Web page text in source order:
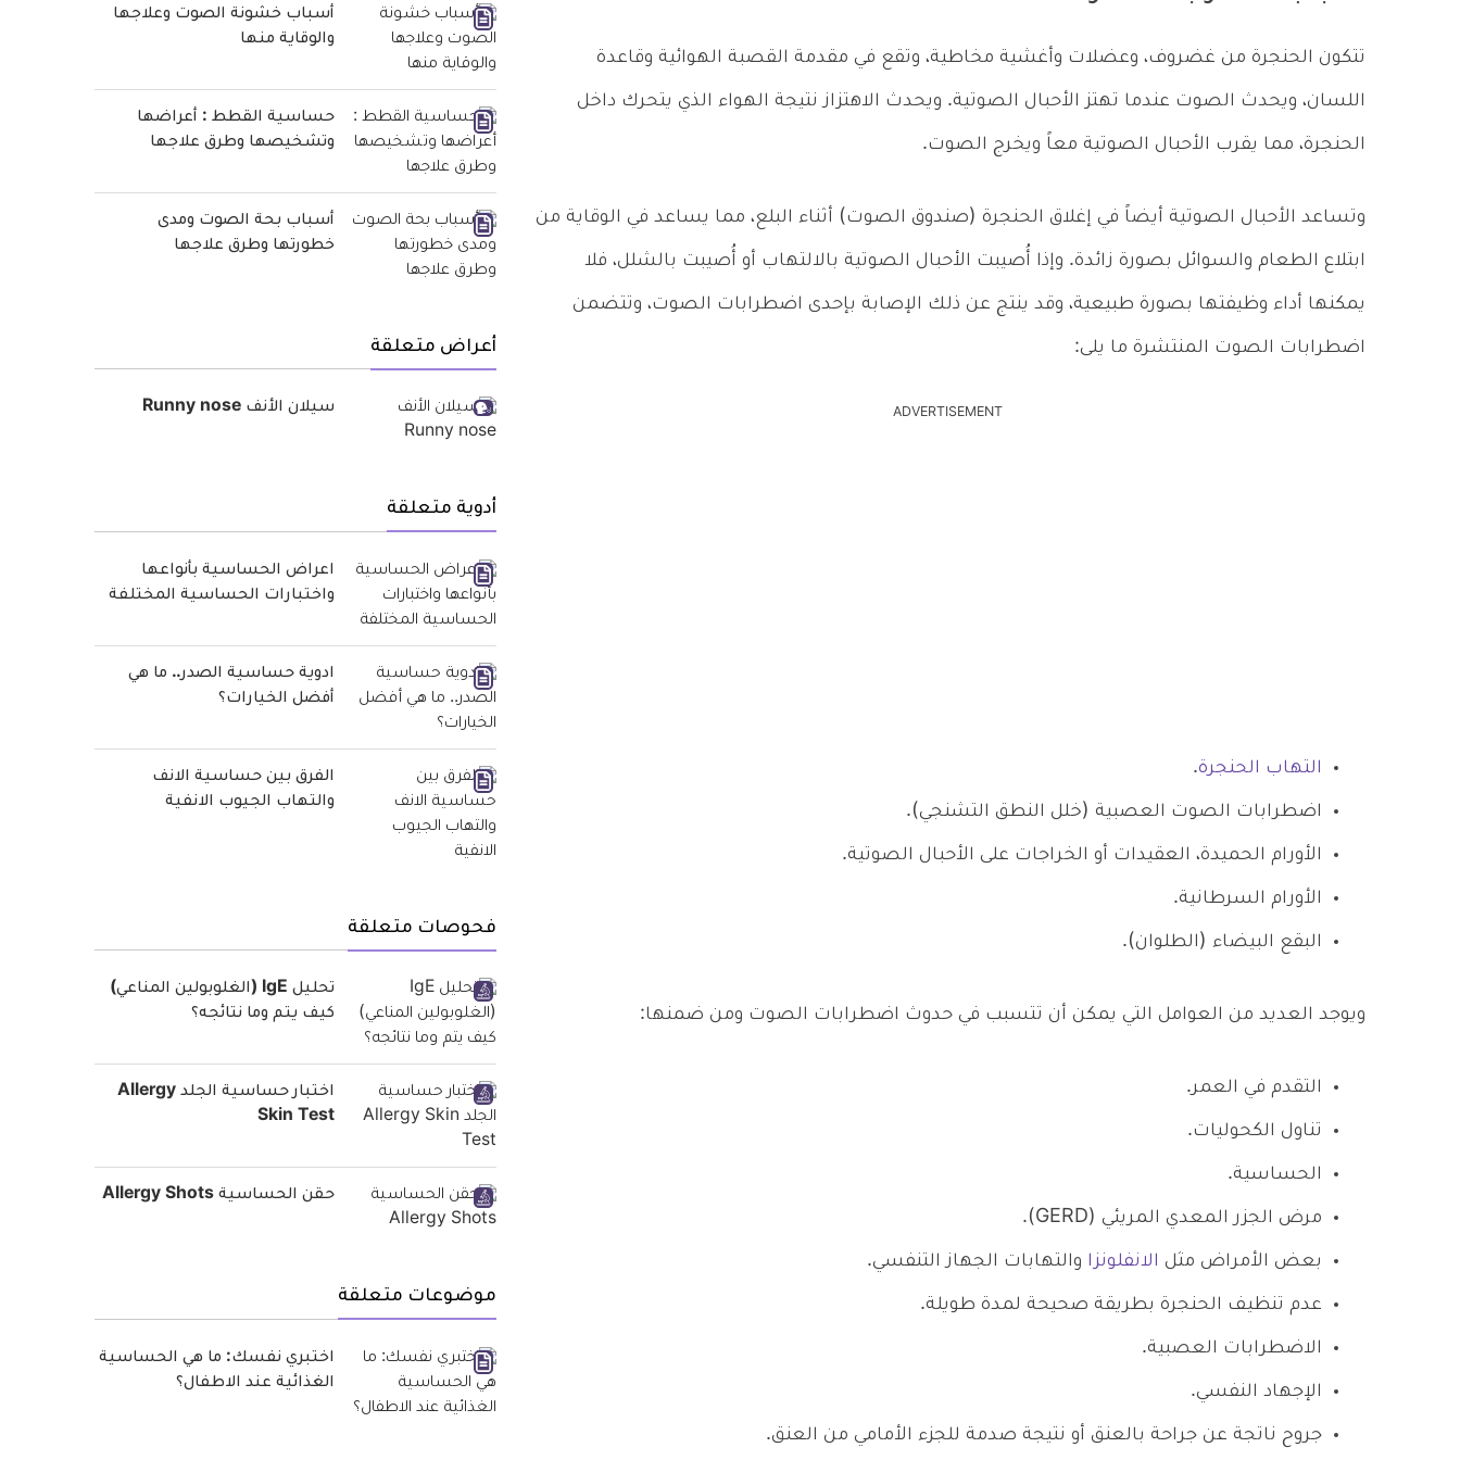
تتكون الحنجرة من غضروف، وعضلات وأغشية مخاطية، وتقع في مقدمة القصبة الهوائية وقاعدة
اللسان، ويحدث الصوت عندما تهتز الأحبال الصوتية. ويحدث الاهتزاز نتيجة الهواء الذي يتحرك داخل
الحنجرة، مما يقرب الأحبال الصوتية معاً ويخرج الصوت.
وتساعد الأحبال الصوتية أيضاً في إغلاق الحنجرة (صندوق الصوت) أثناء البلع، مما يساعد في الوقاية من
ابتلاع الطعام والسوائل بصورة زائدة. وإذا أُصيبت الأحبال الصوتية بالالتهاب أو أُصيبت بالشلل، فلا
يمكنها أداء وظيفتها بصورة طبيعية، وقد ينتج عن ذلك الإصابة بإحدى اضطرابات الصوت، وتتضمن
اضطرابات الصوت المنتشرة ما يلى:
ADVERTISEMENT
التهاب الحنجرة.
اضطرابات الصوت العصبية (خلل النطق التشنجي).
الأورام الحميدة، العقيدات أو الخراجات على الأحبال الصوتية.
الأورام السرطانية.
البقع البيضاء (الطلوان).
ويوجد العديد من العوامل التي يمكن أن تتسبب في حدوث اضطرابات الصوت ومن ضمنها:
التقدم في العمر.
تناول الكحوليات.
الحساسية.
مرض الجزر المعدي المريئي (GERD).
بعض الأمراض مثل الانفلونزا والتهابات الجهاز التنفسي.
عدم تنظيف الحنجرة بطريقة صحيحة لمدة طويلة.
الاضطرابات العصبية.
الإجهاد النفسي.
جروح ناتجة عن جراحة بالعنق أو نتيجة صدمة للجزء الأمامي من العنق.
أسباب خشونة الصوت وعلاجها
والوقاية منها
حساسية القطط : أعراضها
وتشخيصها وطرق علاجها
أسباب بحة الصوت ومدى
خطورتها وطرق علاجها
أعراض متعلقة
سيلان الأنف Runny nose
أدوية متعلقة
اعراض الحساسية بأنواعها
واختبارات الحساسية المختلفة
ادوية حساسية الصدر.. ما هي
أفضل الخيارات؟
الفرق بين حساسية الانف
والتهاب الجيوب الانفية
فحوصات متعلقة
تحليل IgE (الغلوبولين المناعي)
كيف يتم وما نتائجه؟
اختبار حساسية الجلد Allergy
Skin Test
حقن الحساسية Allergy Shots
موضوعات متعلقة
اختبري نفسك: ما هي الحساسية
الغذائية عند الاطفال؟